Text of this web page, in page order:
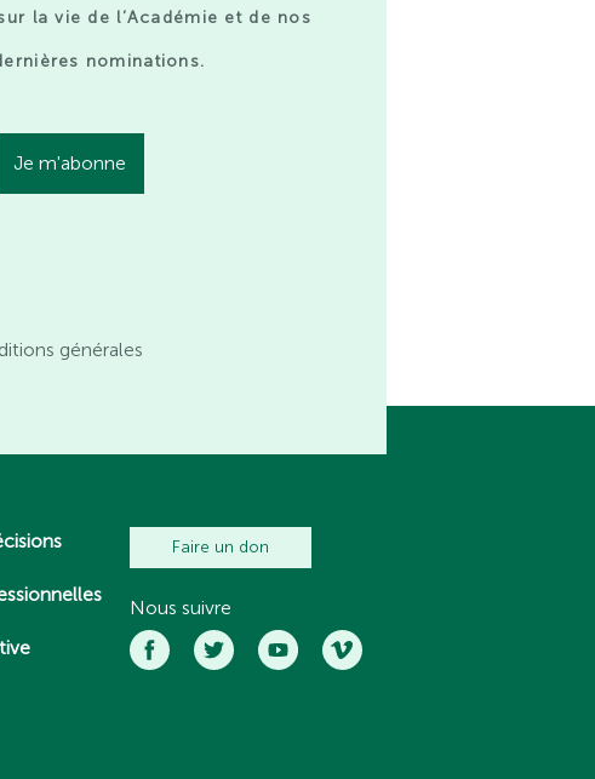
la vie de l’Académie et de nos
nominations.
générales
Faire un don
Nous suivre